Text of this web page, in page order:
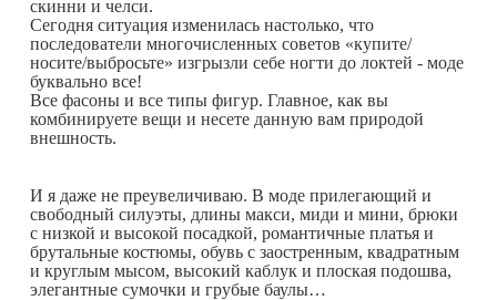
скинни и челси.
Сегодня ситуация изменилась настолько, что
последователи многочисленных советов «купите/
носите/выбросьте» изгрызли себе ногти до локтей - моде
буквально все!
Все фасоны и все типы фигур. Главное, как вы
комбинируете вещи и несете данную вам природой
внешность.
И я даже не преувеличиваю. В моде прилегающий и
свободный силуэты, длины макси, миди и мини, брюки
с низкой и высокой посадкой, романтичные платья и
брутальные костюмы, обувь с заостренным, квадратным
и круглым мысом, высокий каблук и плоская подошва,
элегантные сумочки и грубые баулы…